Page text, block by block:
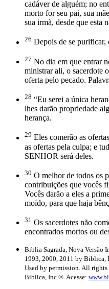
cadáver de alguém; no
morto for seu pai, sua
sua irmã, desde que esta
26 Depois de se purificar,
27 No dia em que entrar
ministrar ali, o sacerdote
oferta pelo pecado.
28 “Eu serei a única
lhes darão propriedade
herança.
29 Eles comerão as
as ofertas pela culpa; e
SENHOR será deles.
30 O melhor de todos os
contribuições que vocês
Vocês darão a eles a
moído, para que haja
31 Os sacerdotes não
encontrados mortos ou
Biblia Sagrada, Nova
1993, 2000, 2011 by
Used by permission. All rights
Biblica, Inc.®. Acesse: